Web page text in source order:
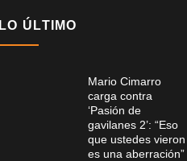
LO ÚLTIMO
Mario Cimarro
carga contra
‘Pasión de
gavilanes 2’: “Eso
que ustedes vieron
es una aberración”